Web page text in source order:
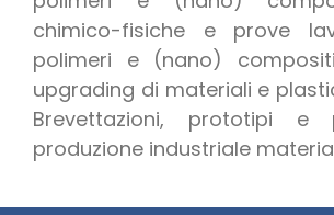
chimico-fisiche e prove
polimeri e (nano)
upgrading di materiali e
Brevettazioni, prototipi e
produzione industriale